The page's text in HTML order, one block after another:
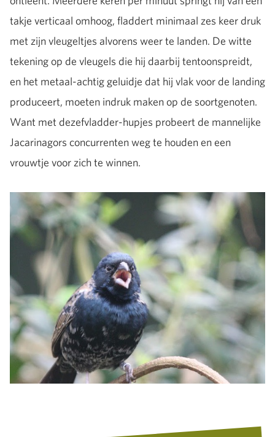
takje verticaal omhoog, fladdert minimaal zes keer druk
met zijn vleugeltjes alvorens weer te landen. De witte
tekening op de vleugels die hij daarbij tentoonspreidt,
en het metaal-achtig geluidje dat hij vlak voor de landing
produceert, moeten indruk maken op de soortgenoten.
Want met dezefvladder-hupjes probeert de mannelijke
Jacarinagors concurrenten weg te houden en een
vrouwtje voor zich te winnen.